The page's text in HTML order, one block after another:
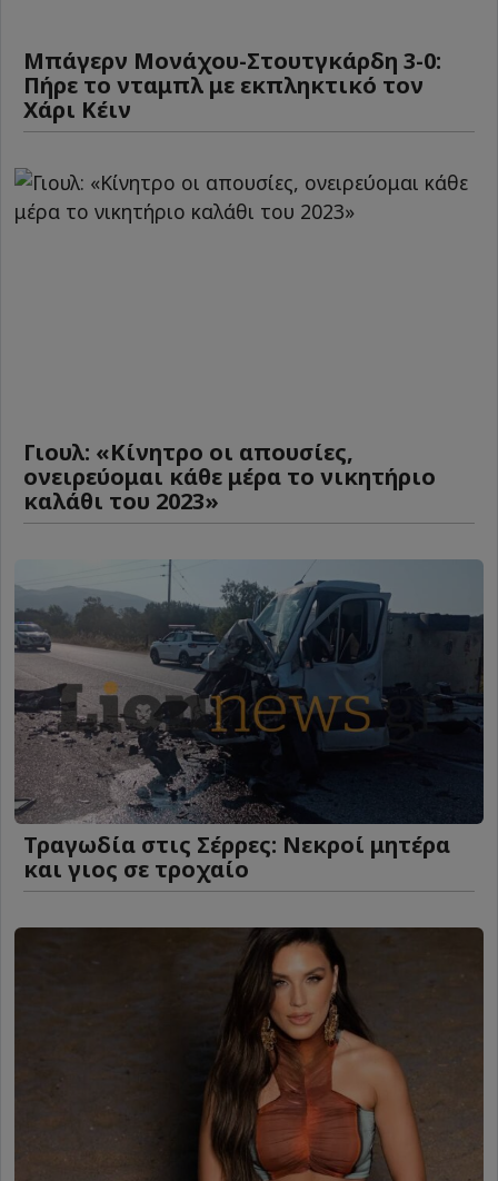
Μπάγερν Μονάχου-Στουτγκάρδη 3-0:
Πήρε το νταμπλ με εκπληκτικό τον
Χάρι Κέιν
Γιουλ: «Κίνητρο οι απουσίες,
ονειρεύομαι κάθε μέρα το νικητήριο
καλάθι του 2023»
Τραγωδία στις Σέρρες: Νεκροί μητέρα
και γιος σε τροχαίο